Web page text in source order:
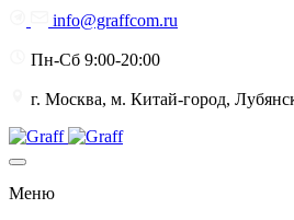
info@graffcom.ru
Пн-Сб 9:00-20:00
г. Москва, м. Китай-город,
Меню